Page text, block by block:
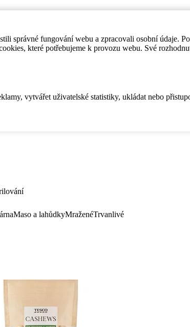
správné fungování webu a zpracovali osobní údaje.
které potřebujeme k provozu webu. Své
vytvářet uživatelské statistiky, ukládat nebo
Maso a lahůdkyMraženéTrvanlivé